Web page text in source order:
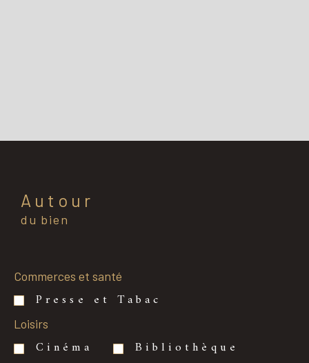
Autour
du bien
Commerces et santé
Presse et Tabac
Loisirs
Cinéma Bibliothèque